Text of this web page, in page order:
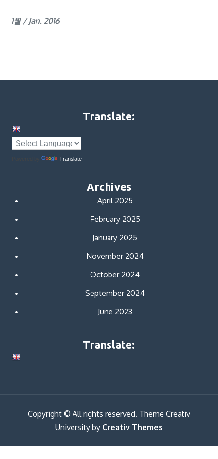
1월 / Jan. 2016
Translate:
Translate
Archives
April 2025
February 2025
January 2025
November 2024
October 2024
September 2024
June 2023
Translate:
Copyright © All rights reserved. Theme Creativ
University by Creativ Themes